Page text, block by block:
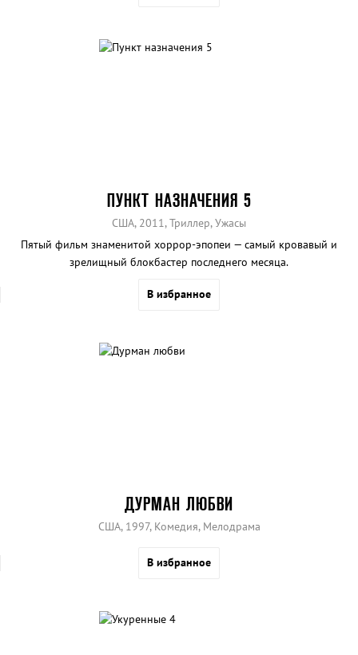
ПУНКТ НАЗНАЧЕНИЯ 5
США, 2011, Триллер, Ужасы
Пятый фильм знаменитой хоррор-эпопеи — самый кровавый и
зрелищный блокбастер последнего месяца.
В избранное
ДУРМАН ЛЮБВИ
США, 1997, Комедия, Мелодрама
В избранное